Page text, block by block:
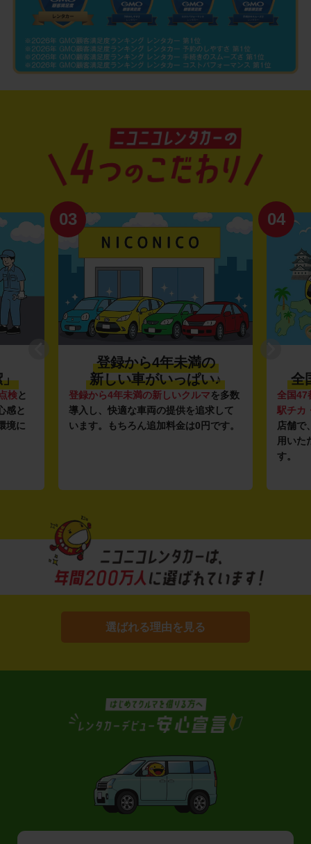
」
検と
感と
境に
03
登録から4年未満の
新しい車がいっぱい♪
登録から4年未満の新しいクルマを多数
導入し、快適な車両の提供を追求して
います。もちろん追加料金は0円です。
04
全
全国47
駅チカ
店舗で
用いた
す。
選ばれる理由を見る